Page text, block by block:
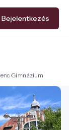
Bejelentkezés
Gimnázium